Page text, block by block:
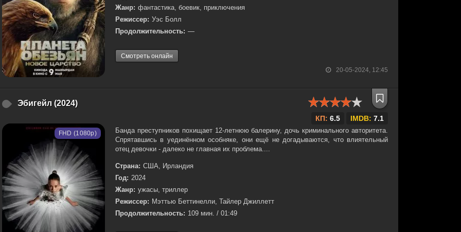
20-05-2024, 12:45
Жанр: фантастика, боевик, приключения
Режиссер: Уэс Болл
Продолжительность: —
Смотреть онлайн
Эбигейл (2024)
КП: 6.5 IMDB: 7.1
FHD (1080p)
Банда преступников похищает 12-летнюю балерину, дочь криминального авторитета.
Спрятавшись в уединённом особняке, они ещё не догадываются, что влиятельный
отец девочки - далеко не главная их проблема....
Страна: США, Ирландия
Год: 2024
Жанр: ужасы, триллер
Режиссер: Мэттью Беттинелли, Тайлер Джиллетт
Продолжительность: 109 мин. / 01:49